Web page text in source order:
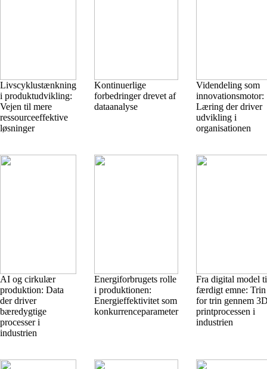
Livscyklustænkning
i produktudvikling:
Vejen til mere
ressourceeffektive
løsninger
Kontinuerlige
forbedringer drevet af
dataanalyse
Videndeling som
innovationsmotor:
Læring der driver
udvikling i
organisationen
AI og cirkulær
produktion: Data
der driver
bæredygtige
processer i
industrien
Energiforbrugets rolle
i produktionen:
Energieffektivitet som
konkurrenceparameter
Fra digital model
færdigt emne: Trin
for trin gennem
printprocessen i
industrien